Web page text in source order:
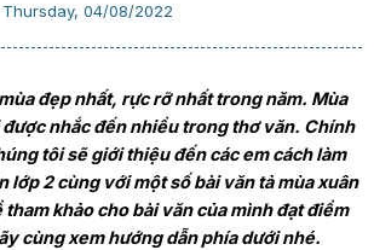
Thursday, 04/08/2022
đẹp nhất, rực rỡ nhất trong năm. Mùa
nhắc đến nhiều trong thơ văn. Chính
tôi sẽ giới thiệu đến các em cách làm
lớp 2 cùng với một số bài văn tả mùa xuân
tham khảo cho bài văn của mình đạt điểm
cùng xem hướng dẫn phía dưới nhé.